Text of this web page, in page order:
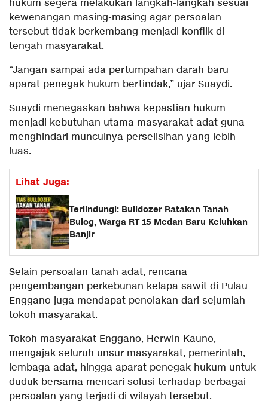
hukum segera melakukan langkah-langkah sesuai
kewenangan masing-masing agar persoalan
tersebut tidak berkembang menjadi konflik di
tengah masyarakat.
“Jangan sampai ada pertumpahan darah baru
aparat penegak hukum bertindak,” ujar Suaydi.
Suaydi menegaskan bahwa kepastian hukum
menjadi kebutuhan utama masyarakat adat guna
menghindari munculnya perselisihan yang lebih
luas.
Lihat Juga:
Terlindungi: Bulldozer Ratakan Tanah
Bulog, Warga RT 15 Medan Baru Keluhkan
Banjir
Selain persoalan tanah adat, rencana
pengembangan perkebunan kelapa sawit di Pulau
Enggano juga mendapat penolakan dari sejumlah
tokoh masyarakat.
Tokoh masyarakat Enggano, Herwin Kauno,
mengajak seluruh unsur masyarakat, pemerintah,
lembaga adat, hingga aparat penegak hukum untuk
duduk bersama mencari solusi terhadap berbagai
persoalan yang terjadi di wilayah tersebut.